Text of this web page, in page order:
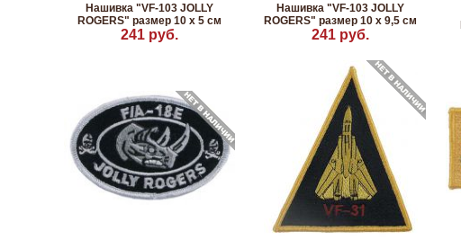
Нашивка "VF-103 JOLLY
ROGERS" размер 10 x 5 см
241 руб.
Нашивка "VF-103 JOLLY
ROGERS" размер 10 x 9,5 см
241 руб.